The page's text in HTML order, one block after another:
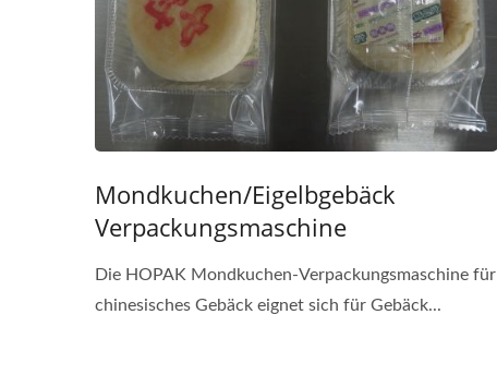
Mondkuchen/Eigelbgebäck
Verpackungsmaschine
Die HOPAK Mondkuchen-Verpackungsmaschine für
chinesisches Gebäck eignet sich für Gebäck...